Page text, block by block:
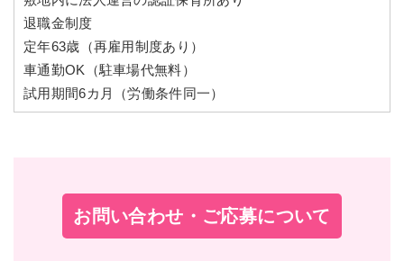
退職金制度
定年63歳（再雇用制度あり）
車通勤OK（駐車場代無料）
試用期間6カ月（労働条件同一）
お問い合わせ・ご応募について